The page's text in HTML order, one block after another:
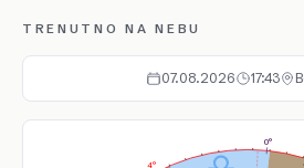
TRENUTNO NA NEBU
07.08.2026 17:43
0°
4°